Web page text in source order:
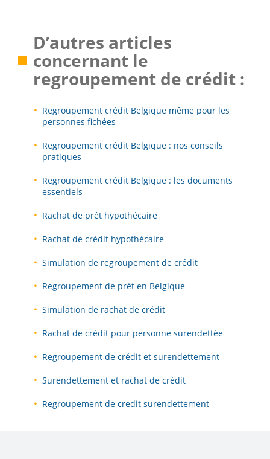
D’autres articles
concernant le
regroupement de crédit :
Regroupement crédit Belgique même pour les
personnes fichées
Regroupement crédit Belgique : nos conseils
pratiques
Regroupement crédit Belgique : les documents
essentiels
Rachat de prêt hypothécaire
Rachat de crédit hypothécaire
Simulation de regroupement de crédit
Regroupement de prêt en Belgique
Simulation de rachat de crédit
Rachat de crédit pour personne surendettée
Regroupement de crédit et surendettement
Surendettement et rachat de crédit
Regroupement de credit surendettement